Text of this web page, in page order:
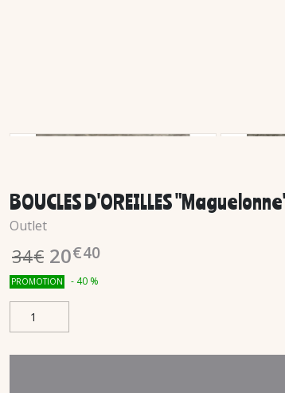
BOUCLES D'OREILLES
Outlet
34€ 20€40
PROMOTION - 40 %